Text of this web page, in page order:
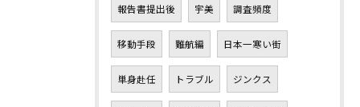
報告書提出後 宇美 調査頻度
移動手段 難航編 日本一寒い街
単身赴任 トラブル ジンクス